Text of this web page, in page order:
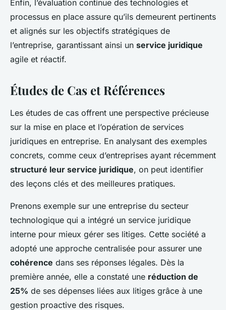
Enfin, l’évaluation continue des technologies et
processus en place assure qu’ils demeurent pertinents
et alignés sur les objectifs stratégiques de
l’entreprise, garantissant ainsi un service juridique
agile et réactif.
Études de Cas et Références
Les études de cas offrent une perspective précieuse
sur la mise en place et l’opération de services
juridiques en entreprise. En analysant des exemples
concrets, comme ceux d’entreprises ayant récemment
structuré leur service juridique, on peut identifier
des leçons clés et des meilleures pratiques.
Prenons exemple sur une entreprise du secteur
technologique qui a intégré un service juridique
interne pour mieux gérer ses litiges. Cette société a
adopté une approche centralisée pour assurer une
cohérence dans ses réponses légales. Dès la
première année, elle a constaté une réduction de
25% de ses dépenses liées aux litiges grâce à une
gestion proactive des risques.